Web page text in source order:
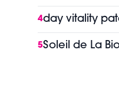
4day vitality
5Soleil de La